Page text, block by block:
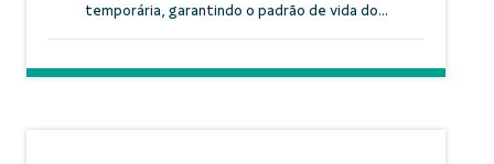
temporária, garantindo o padrão de vida do...